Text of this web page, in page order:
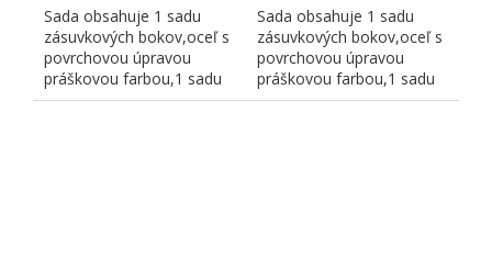
Sada obsahuje 1 sadu
zásuvkových bokov,oceľ s
povrchovou úpravou
práškovou farbou,1 sadu
korpusových koľajničiek...
Sada obsahuje 1 sadu
zásuvkových bokov,oceľ s
povrchovou úpravou
práškovou farbou,1 sadu
korpusových koľajničiek...